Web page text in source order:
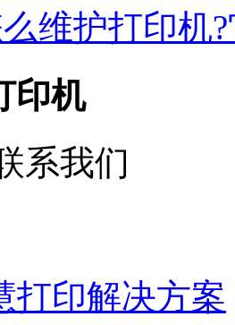
么维护打印机
印机
系我们
打印解决方案